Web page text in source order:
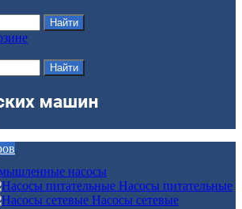
насосы
Насосы питательные
Насосы сетевые